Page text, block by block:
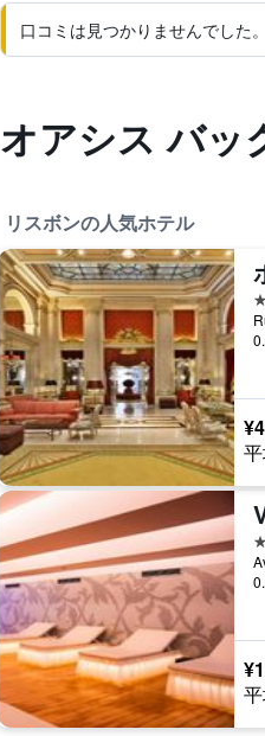
口コミは見つかりませんでした
オアシス バッ
リスボンの人気ホテル